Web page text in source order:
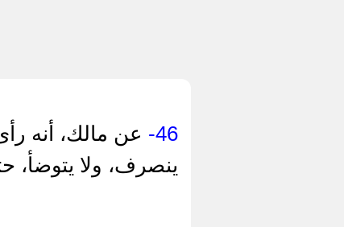
46-
عن مالك، أنه
ينصرف، ولا يتوضأ،